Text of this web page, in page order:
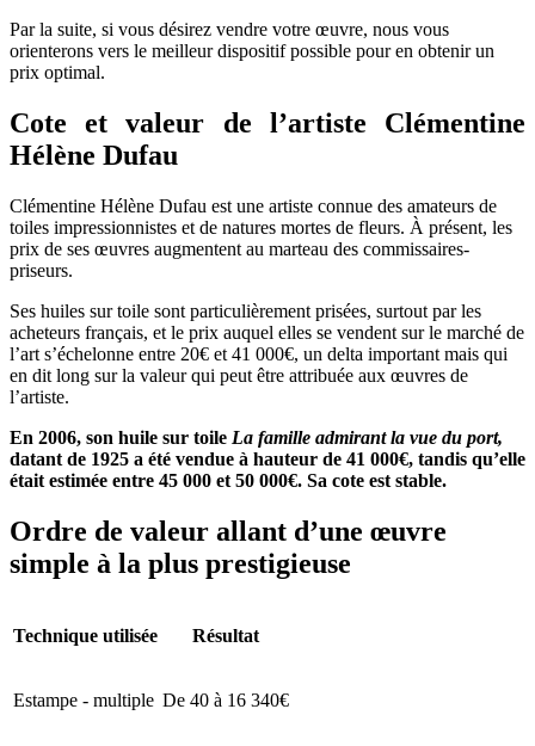
Par la suite, si vous désirez vendre votre œuvre, nous vous
orienterons vers le meilleur dispositif possible pour en obtenir un
prix optimal.
Cote et valeur de l’artiste Clémentine
Hélène Dufau
Clémentine Hélène Dufau est une artiste connue des amateurs de
toiles impressionnistes et de natures mortes de fleurs. À présent, les
prix de ses œuvres augmentent au marteau des commissaires-
priseurs.
Ses huiles sur toile sont particulièrement prisées, surtout par les
acheteurs français, et le prix auquel elles se vendent sur le marché de
l’art s’échelonne entre 20€ et 41 000€, un delta important mais qui
en dit long sur la valeur qui peut être attribuée aux œuvres de
l’artiste.
En 2006, son huile sur toile La famille admirant la vue du port,
datant de 1925 a été vendue à hauteur de 41 000€, tandis qu’elle
était estimée entre 45 000 et 50 000€. Sa cote est stable.
Ordre de valeur allant d’une œuvre
simple à la plus prestigieuse
Technique utilisée Résultat
Estampe - multiple De 40 à 16 340€